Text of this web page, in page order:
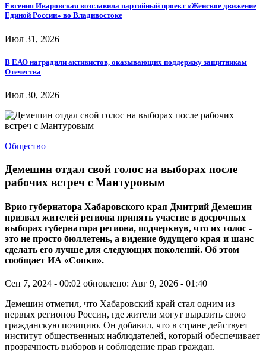
Евгения Иваровская возглавила партийный проект «Женское движение
Единой России» во Владивостоке
Июл 31, 2026
В ЕАО наградили активистов, оказывающих поддержку защитникам
Отечества
Июл 30, 2026
Общество
Демешин отдал свой голос на выборах после
рабочих встреч с Мантуровым
Врио губернатора Хабаровского края Дмитрий Демешин
призвал жителей региона принять участие в досрочных
выборах губернатора региона, подчеркнув, что их голос -
это не просто бюллетень, а видение будущего края и шанс
сделать его лучше для следующих поколений. Об этом
сообщает ИА «Сопки».
Сен 7, 2024 - 00:02 обновлено: Авг 9, 2026 - 01:40
Демешин отметил, что Хабаровский край стал одним из
первых регионов России, где жители могут выразить свою
гражданскую позицию. Он добавил, что в стране действует
институт общественных наблюдателей, который обеспечивает
прозрачность выборов и соблюдение прав граждан.